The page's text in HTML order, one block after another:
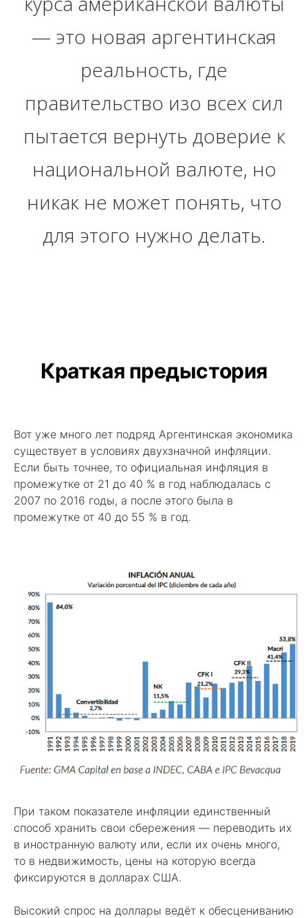
— это новая аргентинская
реальность, где
правительство изо всех сил
пытается вернуть доверие к
национальной валюте, но
никак не может понять, что
для этого нужно делать.
Краткая предыстория
Вот уже много лет подряд Аргентинская экономика
существует в условиях двухзначной инфляции.
Если быть точнее, то официальная инфляция в
промежутке от 21 до 40 % в год наблюдалась с
2007 по 2016 годы, а после этого была в
промежутке от 40 до 55 % в год.
При таком показателе инфляции единственный
способ хранить свои сбережения — переводить их
в иностранную валюту или, если их очень много,
то в недвижимость, цены на которую всегда
фиксируются в долларах США.
Высокий спрос на доллары ведёт к обесцениванию